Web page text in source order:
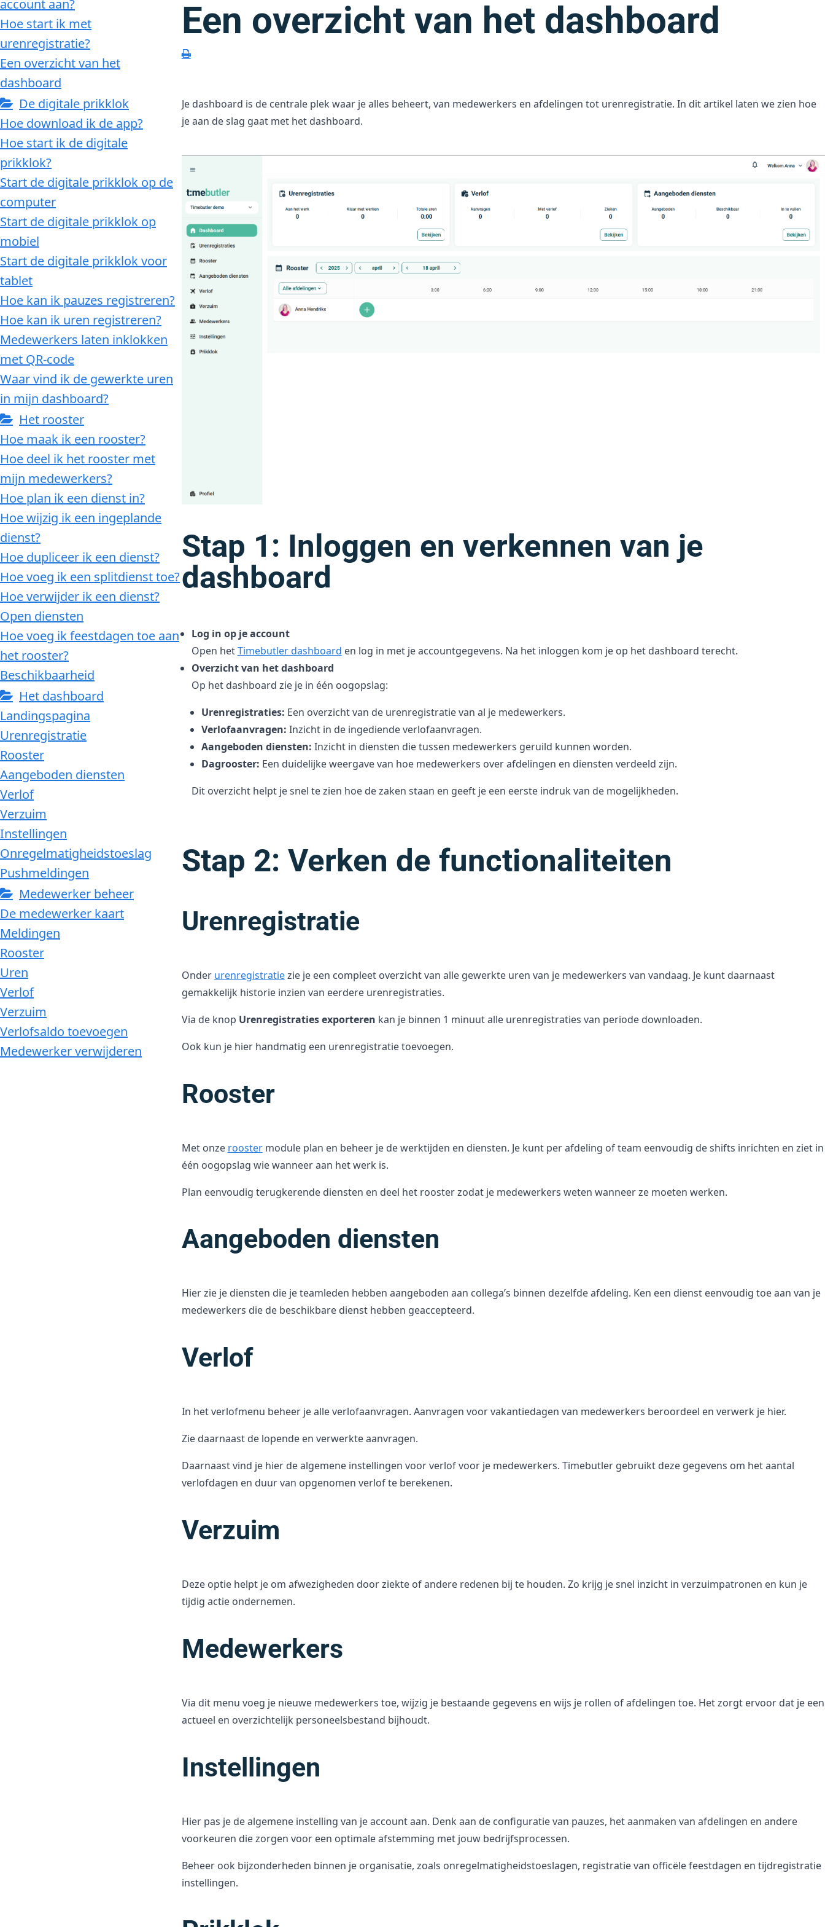
account aan?
Hoe start ik met
urenregistratie?
Een overzicht van het
dashboard
De digitale prikklok
Hoe download ik de app?
Hoe start ik de digitale
prikklok?
Start de digitale prikklok op de
computer
Start de digitale prikklok op
mobiel
Start de digitale prikklok voor
tablet
Hoe kan ik pauzes registreren?
Hoe kan ik uren registreren?
Medewerkers laten inklokken
met QR-code
Waar vind ik de gewerkte uren
in mijn dashboard?
Het rooster
Hoe maak ik een rooster?
Hoe deel ik het rooster met
mijn medewerkers?
Hoe plan ik een dienst in?
Hoe wijzig ik een ingeplande
dienst?
Hoe dupliceer ik een dienst?
Hoe voeg ik een splitdienst toe?
Hoe verwijder ik een dienst?
Open diensten
Hoe voeg ik feestdagen toe aan
het rooster?
Beschikbaarheid
Het dashboard
Landingspagina
Urenregistratie
Rooster
Aangeboden diensten
Verlof
Verzuim
Instellingen
Onregelmatigheidstoeslag
Pushmeldingen
Medewerker beheer
De medewerker kaart
Meldingen
Rooster
Uren
Verlof
Verzuim
Verlofsaldo toevoegen
Medewerker verwijderen
Een overzicht van het dashboard
Je dashboard is de centrale plek waar je alles beheert, van medewerkers en afdelingen tot urenregistratie. In dit artikel laten we zien hoe
je aan de slag gaat met het dashboard.
Stap 1: Inloggen en verkennen van je
dashboard
Log in op je account
Open hetTimebutler dashboard en log in met je accountgegevens. Na het inloggen kom je op het dashboard terecht.
Overzicht van het dashboard
Op het dashboard zie je in één oogopslag:
Urenregistraties: Een overzicht van de urenregistratie van al je medewerkers.
Verlofaanvragen: Inzicht in de ingediende verlofaanvragen.
Aangeboden diensten: Inzicht in diensten die tussen medewerkers geruild kunnen worden.
Dagrooster: Een duidelijke weergave van hoe medewerkers over afdelingen en diensten verdeeld zijn.
Dit overzicht helpt je snel te zien hoe de zaken staan en geeft je een eerste indruk van de mogelijkheden.
Stap 2: Verken de functionaliteiten
Urenregistratie
Onder urenregistratiezie je een compleet overzicht van alle gewerkte uren van je medewerkers van vandaag. Je kunt daarnaast
gemakkelijk historie inzien van eerdere urenregistraties.
Via de knop Urenregistraties exporteren kan je binnen 1 minuut alle urenregistraties van periode downloaden.
Ook kun je hier handmatig een urenregistratie toevoegen.
Rooster
Met onze roostermodule plan en beheer je de werktijden en diensten. Je kunt per afdeling of team eenvoudig de shifts inrichten en ziet in
één oogopslag wie wanneer aan het werk is.
Plan eenvoudig terugkerende diensten en deel het rooster zodat je medewerkers weten wanneer ze moeten werken.
Aangeboden diensten
Hier zie je diensten die je teamleden hebben aangeboden aan collega’s binnen dezelfde afdeling. Ken een dienst eenvoudig toe aan van je
medewerkers die de beschikbare dienst hebben geaccepteerd.
Verlof
In het verlofmenu beheer je alle verlofaanvragen. Aanvragen voor vakantiedagen van medewerkers beroordeel en verwerk je hier.
Zie daarnaast de lopende en verwerkte aanvragen.
Daarnaast vind je hier de algemene instellingen voor verlof voor je medewerkers. Timebutler gebruikt deze gegevens om het aantal
verlofdagen en duur van opgenomen verlof te berekenen.
Verzuim
Deze optie helpt je om afwezigheden door ziekte of andere redenen bij te houden. Zo krijg je snel inzicht in verzuimpatronen en kun je
tijdig actie ondernemen.
Medewerkers
Via dit menu voeg je nieuwe medewerkers toe, wijzig je bestaande gegevens en wijs je rollen of afdelingen toe. Het zorgt ervoor dat je een
actueel en overzichtelijk personeelsbestand bijhoudt.
Instellingen
Hier pas je de algemene instelling van je account aan. Denk aan de configuratie van pauzes, het aanmaken van afdelingen en andere
voorkeuren die zorgen voor een optimale afstemming met jouw bedrijfsprocessen.
Beheer ook bijzonderheden binnen je organisatie, zoals onregelmatigheidstoeslagen, registratie van officële feestdagen en tijdregistratie
instellingen.